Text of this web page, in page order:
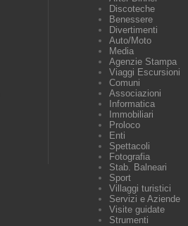
Discoteche
Benessere
Divertimenti
Auto/Moto
Media
Agenzie Stampa
Viaggi Escursioni
Comuni
Associazioni
Informatica
Immobiliari
Proloco
Enti
Spettacoli
Fotografia
Stab. Balneari
Sport
Villaggi turistici
Servizi e Aziende
Visite guidate
Strumenti